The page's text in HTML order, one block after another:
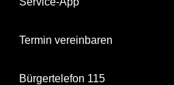
Termin vereinbaren
Bürgertelefon 115